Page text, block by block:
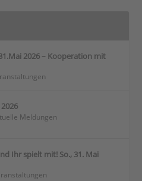
2026 – Kooperation mit
Meldungen
Ihr spielt mit! So., 31. Mai